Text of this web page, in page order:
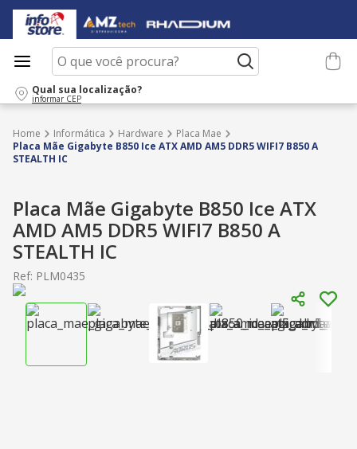
O que você procura?
Qual sua localização?
informar CEP
Informática Hardware
Placa Mae
Placa Mãe Gigabyte B850 Ice ATX AMD AM5 DDR5 WIFI7 B850 A
STEALTH IC
Placa Mãe Gigabyte B850 Ice ATX
AMD AM5 DDR5 WIFI7 B850 A
STEALTH IC
Ref: PLM0435